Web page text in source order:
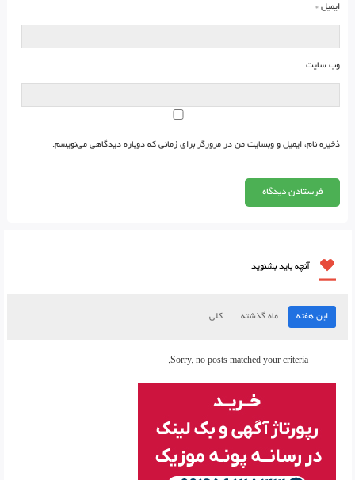
ایمیل *
وب‌ سایت
ذخیره نام، ایمیل و وبسایت من در مرورگر برای زمانی که دوباره دیدگاهی می‌نویسم.
آنچه باید بشنوید
این هفته ماه گذشته کلی
Sorry, no posts matched your criteria.